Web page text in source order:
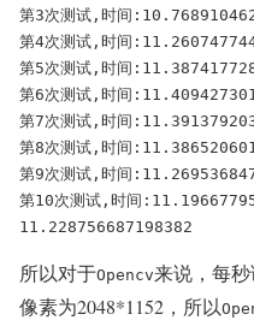
第3次测试,时间
第4次测试,时间
第5次测试,时间
第6次测试,时间
第7次测试,时间
第8次测试,时间
第9次测试,时间
第10次测试,时间
11.228756687198382
所以对于Opencv来说，每
像素为2048*1152，所以